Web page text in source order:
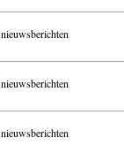
nieuwsberichten
nieuwsberichten
nieuwsberichten